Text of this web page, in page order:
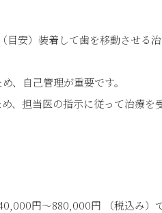
安）装着して歯を移動させる
、自己管理が重要です。
、担当医の指示に従って治療を
円～880,000円 （税込み）で